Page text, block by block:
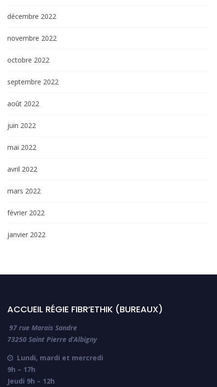
décembre 2022
novembre 2022
octobre 2022
septembre 2022
août 2022
juin 2022
mai 2022
avril 2022
mars 2022
février 2022
janvier 2022
ACCUEIL RÉGIE FIBR’ETHIK (BUREAUX)
97 rue Marais Sandre
73250 Saint Pierre d’Albigny

Lundi, mardi et mercredi
9h – 17h
Jeudi 9h – 12h